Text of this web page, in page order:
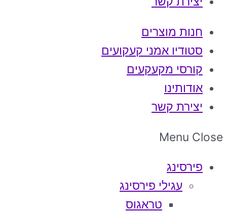
חנות מוצרים
סטודיו אמני קעקועים
קורסי מקעקעים
אודותינו
יצירת קשר
Menu Close
פירסינג
עגילי פירסינג
טראגוס